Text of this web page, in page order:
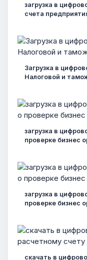
загрузка в
счета
Загрузка в
Налоговой и
загрузка в
проверке бизнес
загрузка в
проверке бизнес
скачать в